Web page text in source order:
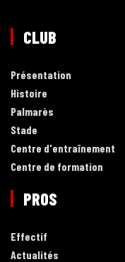
CLUB
Présentation
Histoire
Palmarès
Stade
Centre d'entraînement
Centre de formation
PROS
Effectif
Actualités